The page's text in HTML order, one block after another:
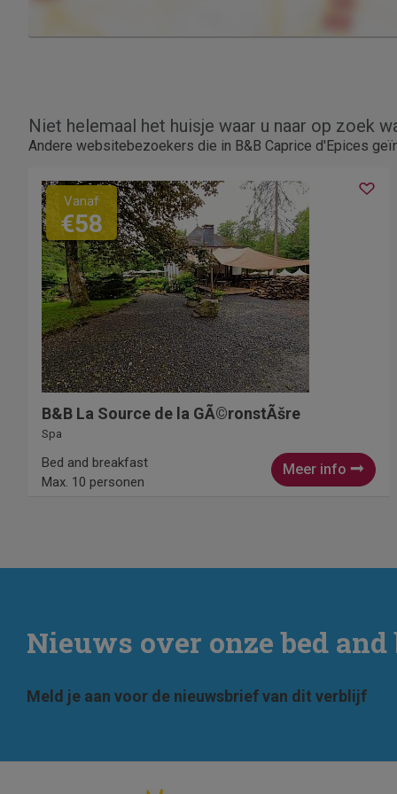
Niet helemaal het huisje waar u naar op zoek
Andere websitebezoekers die in B&B Caprice d'Epices
Vanaf
€58
B&B La Source de la GÃ©ronstÃšre
Spa
Meer info
Bed and breakfast
Max. 10 personen
Nieuws over onze bed
Meld je aan voor de nieuwsbrief van dit verblijf